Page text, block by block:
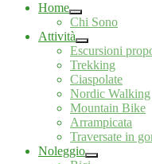
Home
Chi Sono
Attività
Escursioni
Trekking
Ciaspolate
Nordic Walking
Mountain Bike
Arrampicata
Traversate in
Noleggio